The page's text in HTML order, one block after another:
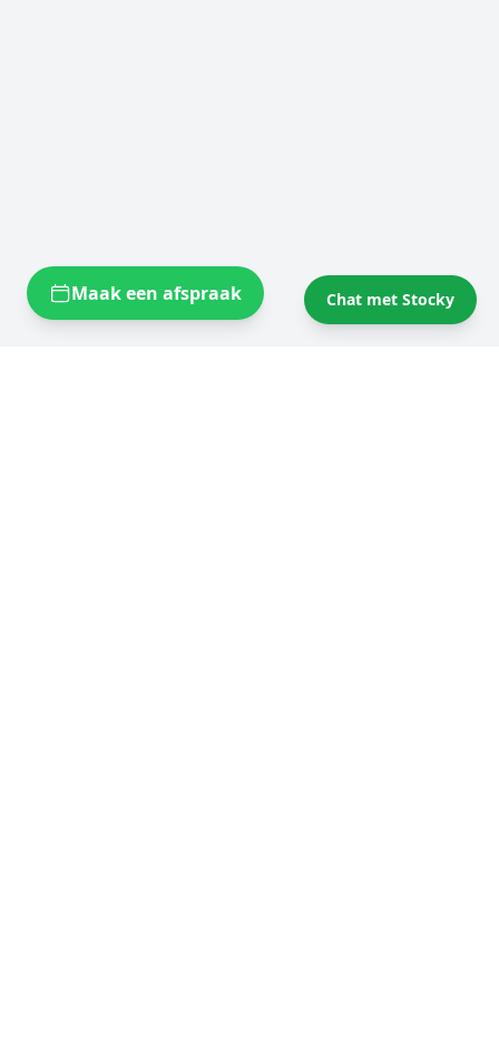
Maak een afspraak Chat met Stocky